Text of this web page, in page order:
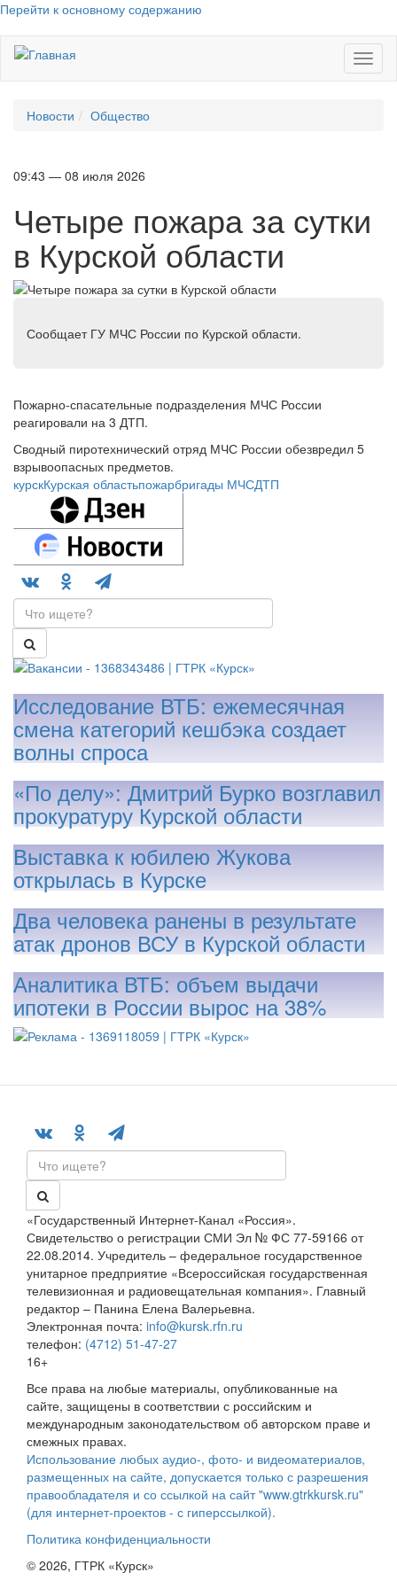
Перейти к основному содержанию
Новости Общество
09:43 — 08 июля 2026
Четыре пожара за сутки
в Курской области
Сообщает ГУ МЧС России по Курской области.
Пожарно-спасательные подразделения МЧС России
реагировали на 3 ДТП.
Сводный пиротехнический отряд МЧС России обезвредил 5
взрывоопасных предметов.
курскКурская областьпожарбригады МЧСДТП
Исследование ВТБ: ежемесячная
смена категорий кешбэка создает
волны спроса
«По делу»: Дмитрий Бурко возглавил
прокуратуру Курской области
Выставка к юбилею Жукова
открылась в Курске
Два человека ранены в результате
атак дронов ВСУ в Курской области
Аналитика ВТБ: объем выдачи
ипотеки в России вырос на 38%
«Государственный Интернет-Канал «Россия».
Свидетельство о регистрации СМИ Эл № ФС 77-59166 от
22.08.2014. Учредитель – федеральное государственное
унитарное предприятие «Всероссийская государственная
телевизионная и радиовещательная компания». Главный
редактор – Панина Елена Валерьевна.
Электронная почта: info@kursk.rfn.ru
телефон: (4712) 51-47-27
16+
Все права на любые материалы, опубликованные на
сайте, защищены в соответствии с российским и
международным законодательством об авторском праве и
смежных правах.
Использование любых аудио-, фото- и видеоматериалов,
размещенных на сайте, допускается только с разрешения
правообладателя и со ссылкой на сайт "www.gtrkkursk.ru"
(для интернет-проектов - с гиперссылкой).
Политика конфиденциальности
© 2026, ГТРК «Курск»